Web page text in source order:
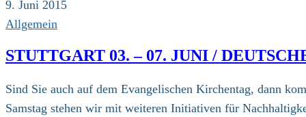
Pilger
9. Juni 2015
Allgemein
STUTTGART 03. – 07. JUNI /
Sind Sie auch auf dem Evangelischen Kirchentag, dann
Samstag stehen wir mit weiteren Initiativen für